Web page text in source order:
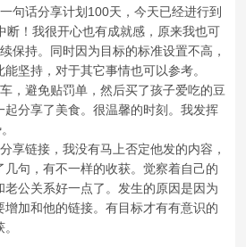
句话分享计划100天，今天已经进行到
断！我很开心也有成就感，原来我也可
保持。同时因为目标的标准设置不高，
坚持，对于其它事情也可以参考。
，避免贴罚单，然后买了孩子爱吃的豆
起分享了美食。很温馨的时刻。我发挥
享链接，我没有马上否定他发的内容，
几句，有不一样的收获。觉察着自己的
老公关系好一点了。发生的原因是因为
增加和他的链接。有目标才有有意识的